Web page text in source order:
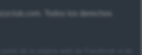
Todos los derechos